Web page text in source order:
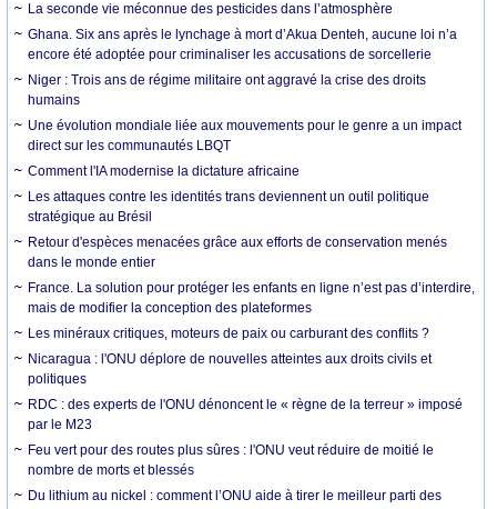
La seconde vie méconnue des pesticides dans l’atmosphère
Ghana. Six ans après le lynchage à mort d’Akua Denteh, aucune loi n’a
encore été adoptée pour criminaliser les accusations de sorcellerie
Niger : Trois ans de régime militaire ont aggravé la crise des droits
humains
Une évolution mondiale liée aux mouvements pour le genre a un impact
direct sur les communautés LBQT
Comment l'IA modernise la dictature africaine
Les attaques contre les identités trans deviennent un outil politique
stratégique au Brésil
Retour d'espèces menacées grâce aux efforts de conservation menés
dans le monde entier
France. La solution pour protéger les enfants en ligne n’est pas d’interdire,
mais de modifier la conception des plateformes
Les minéraux critiques, moteurs de paix ou carburant des conflits ?
Nicaragua : l'ONU déplore de nouvelles atteintes aux droits civils et
politiques
RDC : des experts de l'ONU dénoncent le « règne de la terreur » imposé
par le M23
Feu vert pour des routes plus sûres : l'ONU veut réduire de moitié le
nombre de morts et blessés
Du lithium au nickel : comment l’ONU aide à tirer le meilleur parti des